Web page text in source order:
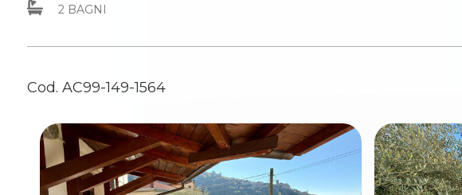
2 BAGNI
Cod. AC99-149-1564
mq
Locali
minimi